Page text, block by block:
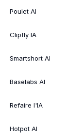
Poulet AI
Clipfly IA
Smartshort AI
Baselabs AI
Refaire l'IA
Hotpot AI